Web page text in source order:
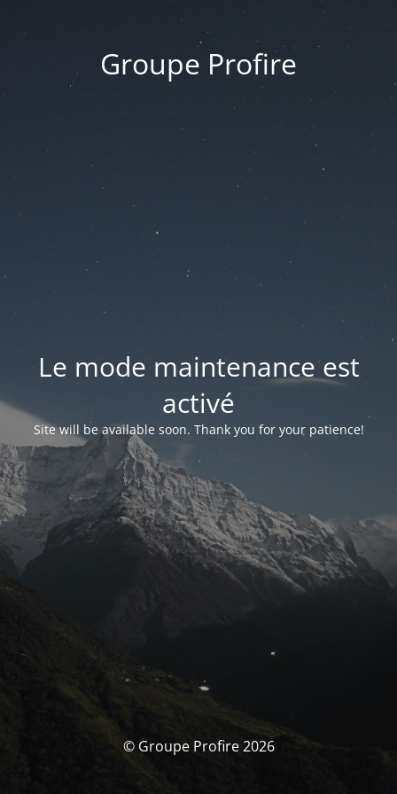
Groupe Profire
Le mode maintenance est
activé
Site will be available soon. Thank you for your patience!
© Groupe Profire 2026